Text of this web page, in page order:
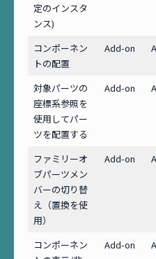
定のインスタ
ンス)
コンポーネン
トの配置
Add-on
対象パーツの
座標系参照を
使用してパー
ツを配置する
Add-on
ファミリーオ
ブパーツメン
バーの切り替
え（置換を使
用）
Add-on
コンポーネン
Add-on